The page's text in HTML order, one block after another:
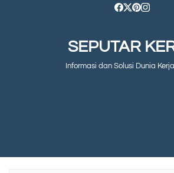
SEPUTAR
Informasi dan Solusi Dunia